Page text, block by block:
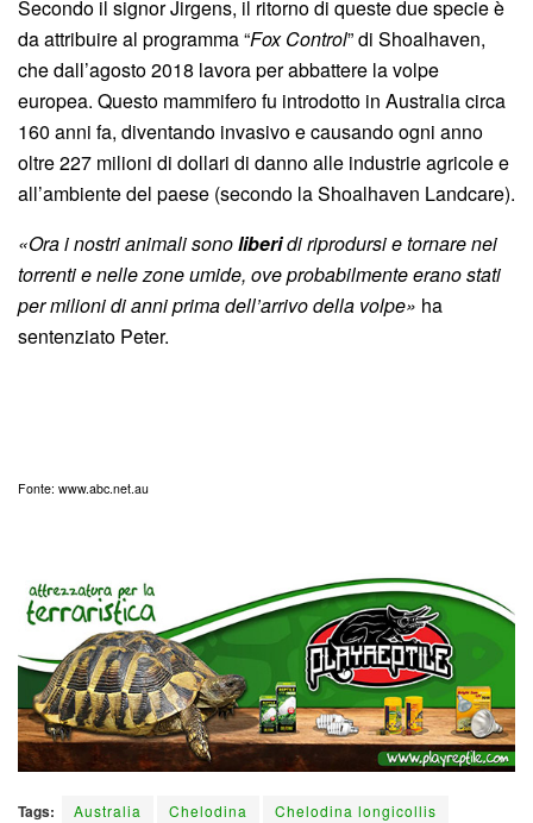
Secondo il signor Jirgens, il ritorno di queste due specie è
da attribuire al programma “Fox Control” di Shoalhaven,
che dall’agosto 2018 lavora per abbattere la volpe
europea. Questo mammifero fu introdotto in Australia circa
160 anni fa, diventando invasivo e causando ogni anno
oltre 227 milioni di dollari di danno alle industrie agricole e
all’ambiente del paese (secondo la Shoalhaven Landcare).
«Ora i nostri animali sonoliberidi riprodursi e tornare nei
torrenti e nelle zone umide, ove probabilmente erano stati
per milioni di anni prima dell’arrivo della volpe» ha
sentenziato Peter.
Fonte: www.abc.net.au
Tags: Australia Chelodina
Chelodina longicollis